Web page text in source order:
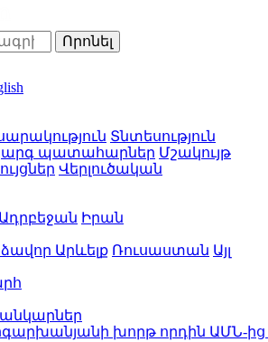
Տնտեսություն
պատահարներ Մշակույթ
Վերլուծական
Ադրբեջան Իրան
Արևելք Ռուսաստան Այլ
խորթ որդին ԱՄՆ-ից